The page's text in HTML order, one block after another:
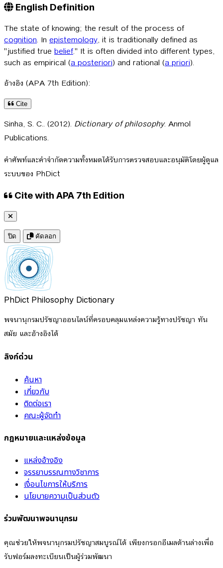
English Definition
The state of knowing; the result of the process of
cognition. In epistemology, it is traditionally defined as
"justified true belief." It is often divided into different types,
such as empirical (a posteriori) and rational (a priori).
อ้างอิง (APA 7th Edition):
Cite
Sinha, S. C.. (2012). Dictionary of philosophy. Anmol
Publications.
คำศัพท์และคำจำกัดความทั้งหมดได้รับการตรวจสอบและอนุมัติโดยผู้ดูแล
ระบบของ PhDict
Cite with APA 7th Edition
ปิด คัดลอก
PhDict Philosophy Dictionary
พจนานุกรมปรัชญาออนไลน์ที่ครอบคลุมแหล่งความรู้ทางปรัชญา ทัน
สมัย และอ้างอิงได้
ลิงก์ด่วน
ค้นหา
เกี่ยวกับ
ติดต่อเรา
คณะผู้จัดทำ
กฎหมายและแหล่งข้อมูล
แหล่งอ้างอิง
จรรยาบรรณทางวิชาการ
เงื่อนไขการให้บริการ
นโยบายความเป็นส่วนตัว
ร่วมพัฒนาพจนานุกรม
คุณช่วยให้พจนานุกรมปรัชญาสมบูรณ์ได้ เพียงกรอกอีเมลด้านล่างเพื่อ
รับฟอร์มลงทะเบียนเป็นผู้ร่วมพัฒนา